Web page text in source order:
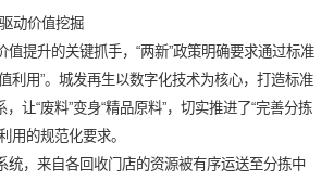
动价值挖掘
值提升的关键抓手，“两新”政策明确要求通过标准
利用”。城发再生以数字化技术为核心，打造标准
让“废料”变身“精品原料”，切实推进了“完善分拣
用的规范化要求。
统，来自各回收门店的资源被有序运送至分拣中